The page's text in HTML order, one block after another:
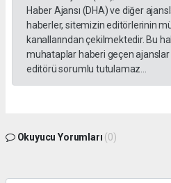
Haber Ajansı (DHA) ve diğer
haberler, sitemizin editörlerinin
kanallarından çekilmektedir. Bu
muhataplar haberi geçen
editörü sorumlu tutulamaz...
Okuyucu Yorumları (0)